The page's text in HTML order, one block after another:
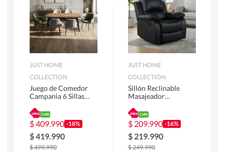
Alfombras
JUST HOME
COLLECTION
Juego de Comedor
Campania 6 Sillas
180 x 90 x 76 cm
Café
$409.990 -18%
$419.990
$499.990
JUST HOME
COLLECTION
Sillón Reclinable
Masajeador
Atlanta 91x101x94
cm Negro
$ 209.990 -16%
$ 219.990
$249.990